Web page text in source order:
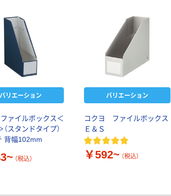
バリエーション
ァイルボックス＜
（スタンドタイプ）
背幅102mm
（税込）
バリエーション
コクヨ ファイルボックス
Ｅ＆Ｓ
￥592~ （税込）